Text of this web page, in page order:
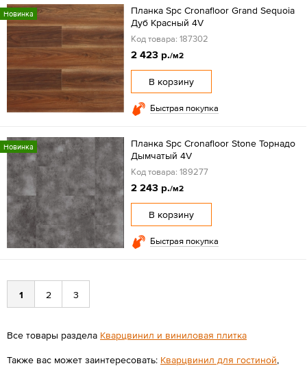
Новинка
Планка Spc Cronafloor Grand Sequoia
Дуб Красный 4V
Код товара: 187302
2 423 р./м2
В корзину
Быстрая покупка
Новинка
Планка Spc Cronafloor Stone Торнадо
Дымчатый 4V
Код товара: 189277
2 243 р./м2
В корзину
Быстрая покупка
1 2 3
Все товары раздела Кварцвинил и виниловая плитка
Также вас может заинтересовать: Кварцвинил для гостиной,